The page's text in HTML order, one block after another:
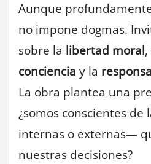
Aunque
no impone dogmas.
sobre la libertad moral
conciencia y la
La obra plantea una
¿somos conscientes
internas o externas—
nuestras decisiones?